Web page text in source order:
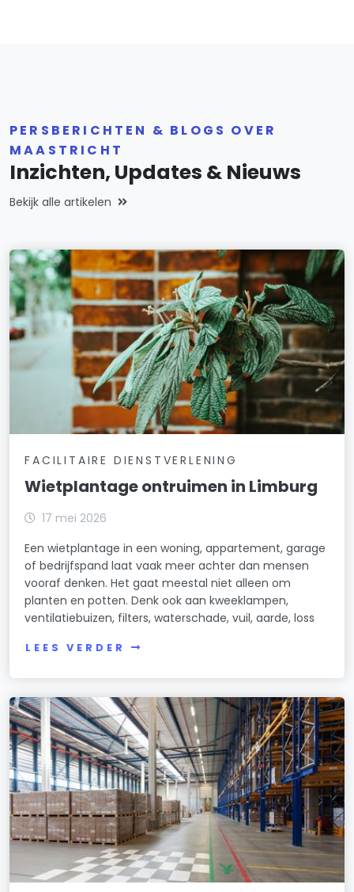
PERSBERICHTEN & BLOGS OVER
MAASTRICHT
Inzichten, Updates & Nieuws
Bekijk alle artikelen
FACILITAIRE DIENSTVERLENING
Wietplantage ontruimen in Limburg
17 mei 2026
Een wietplantage in een woning, appartement, garage
of bedrijfspand laat vaak meer achter dan mensen
vooraf denken. Het gaat meestal niet alleen om
planten en potten. Denk ook aan kweeklampen,
ventilatiebuizen, filters, waterschade, vuil, aarde, loss
LEES VERDER